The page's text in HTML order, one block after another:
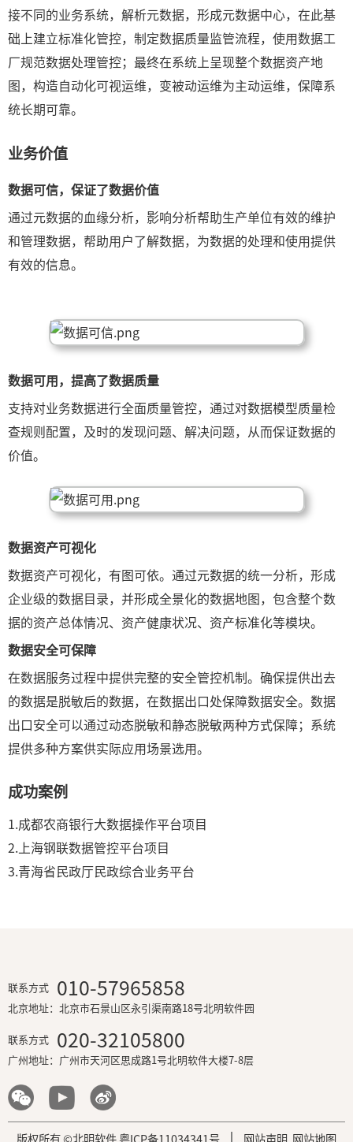
接不同的业务系统，解析元数据，形成元数据中心，在此基
础上建立标准化管控，制定数据质量监管流程，使用数据工
厂规范数据处理管控；最终在系统上呈现整个数据资产地
图，构造自动化可视运维，变被动运维为主动运维，保障系
统长期可靠。
业务价值
数据可信，保证了数据价值
通过元数据的血缘分析，影响分析帮助生产单位有效的维护
和管理数据，帮助用户了解数据，为数据的处理和使用提供
有效的信息。
数据可用，提高了数据质量
支持对业务数据进行全面质量管控，通过对数据模型质量检
查规则配置，及时的发现问题、解决问题，从而保证数据的
价值。
数据资产可视化
数据资产可视化，有图可依。通过元数据的统一分析，形成
企业级的数据目录，并形成全景化的数据地图，包含整个数
据的资产总体情况、资产健康状况、资产标准化等模块。
数据安全可保障
在数据服务过程中提供完整的安全管控机制。确保提供出去
的数据是脱敏后的数据，在数据出口处保障数据安全。数据
出口安全可以通过动态脱敏和静态脱敏两种方式保障；系统
提供多种方案供实际应用场景选用。
成功案例
1.成都农商银行大数据操作平台项目
2.上海钢联数据管控平台项目
3.青海省民政厅民政综合业务平台